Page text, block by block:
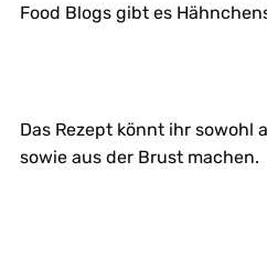
Food Blogs gibt es
Das Rezept könnt ihr sowohl
sowie aus der Brust machen.